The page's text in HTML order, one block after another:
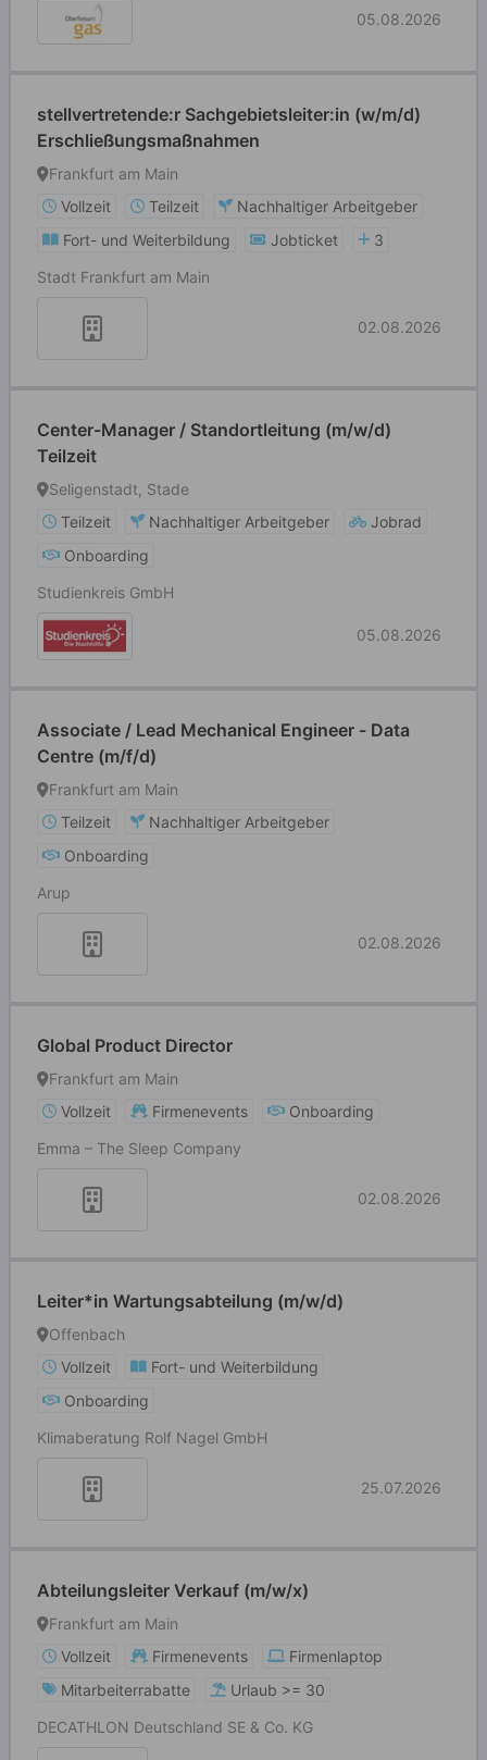
05.08.2026
stellvertretende:r Sachgebietsleiter:in (w/m/d)
Erschließungsmaßnahmen
Frankfurt am Main
Vollzeit
Teilzeit
Nachhaltiger Arbeitgeber
Fort- und Weiterbildung
Jobticket
3
Stadt Frankfurt am Main
02.08.2026
Center-Manager / Standortleitung (m/w/d)
Teilzeit
Seligenstadt, Stade
Teilzeit
Nachhaltiger Arbeitgeber
Jobrad
Onboarding
Studienkreis GmbH
05.08.2026
Associate / Lead Mechanical Engineer - Data
Centre (m/f/d)
Frankfurt am Main
Teilzeit
Nachhaltiger Arbeitgeber
Onboarding
Arup
02.08.2026
Global Product Director
Frankfurt am Main
Vollzeit
Firmenevents
Onboarding
Emma – The Sleep Company
02.08.2026
Leiter*in Wartungsabteilung (m/w/d)
Offenbach
Vollzeit
Fort- und Weiterbildung
Onboarding
Klimaberatung Rolf Nagel GmbH
25.07.2026
Abteilungsleiter Verkauf (m/w/x)
Frankfurt am Main
Vollzeit
Firmenevents
Firmenlaptop
Mitarbeiterrabatte
Urlaub >= 30
DECATHLON Deutschland SE & Co. KG